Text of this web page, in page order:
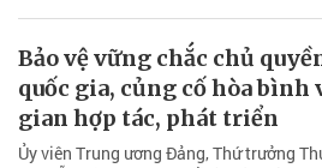
Bảo vệ vững chắc chủ
quốc gia, củng cố hòa
gian hợp tác, phát triển
Ủy viên Trung ương Đảng, Thứ trưởng